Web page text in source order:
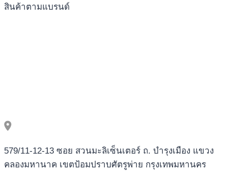
สินค้าตามแบรนด์
579/11-12-13 ซอย สวนมะลิเซ็นเตอร์ ถ. บำรุงเมือง แขวง
คลองมหานาค เขตป้อมปราบศัตรูพ่าย กรุงเทพมหานคร